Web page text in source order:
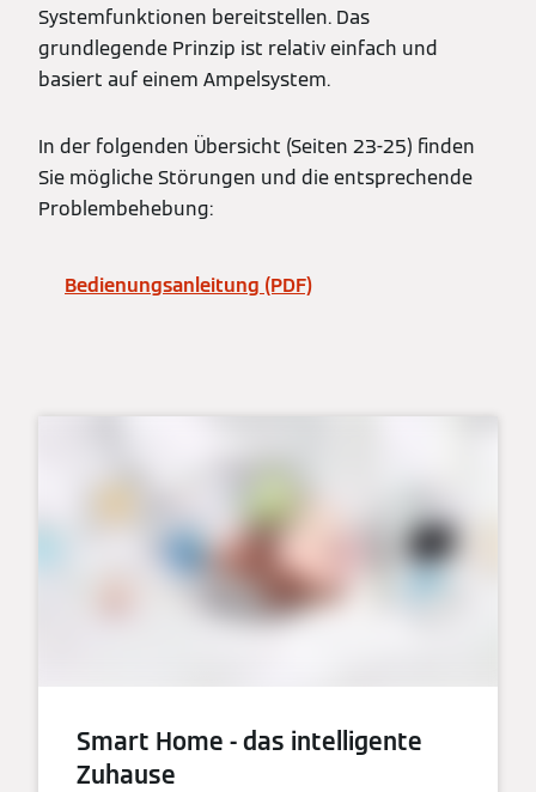
Systemfunktionen bereitstellen. Das
grundlegende Prinzip ist relativ einfach und
basiert auf einem Ampelsystem.
In der folgenden Übersicht (Seiten 23-25) finden
Sie mögliche Störungen und die entsprechende
Problembehebung:
Bedienungsanleitung (PDF)
Smart Home - das intelligente
Zuhause